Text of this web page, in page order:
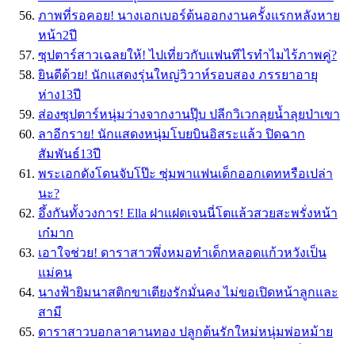
ภาพที่รอคอย! นางเอกเบอร์ต้นออกงานครั้งแรกหลังหาย
หน้า2ปี
ซุปตาร์สาวเฉลยให้! ไปเที่ยวกับแฟนทีไรทำไมไร้ภาพคู่?
ยินดีด้วย! นักแสดงรุ่นใหญ่วิวาห์รอบสอง ภรรยาอายุ
ห่าง13ปี
ส่องซุปตาร์หนุ่มว่างจากงานปุ๊บ ปลีกวิเวกลุยน้ำลุยป่าเขา
ลาอีกราย! นักแสดงหนุ่มโบยบินอิสระแล้ว ปิดฉาก
สัมพันธ์13ปี
พระเอกดังโดนจับโป๊ะ ซุ่มพาแฟนเด็กออกเดทหรือเปล่า
นะ?
อึ้งกันทั้งวงการ! Ella ฝาแฝดเจนนี่โตแล้วสวยสะพรั่งหน้า
เก๋มาก
เอาใจช่วย! ดาราสาวพึ่งหมอทําเด็กหลอดแก้วหวังเป็น
แม่คน
นางฟ้ายิมนาสติกขาเตียงรักมั่นคง ไม่ขอเปิดหน้าลูกและ
สามี
ดาราสาวบอกลาคานทอง ปลูกต้นรักใหม่หนุ่มพ่อหม้าย